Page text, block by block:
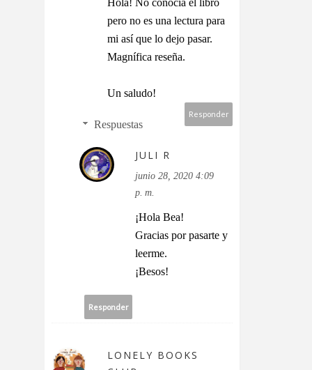
Hola! No conocía el libro
pero no es una lectura para
mi así que lo dejo pasar.
Magnífica reseña.
Un saludo!
Responder
Respuestas
JULI R
junio 28, 2020 4:09
p. m.
¡Hola Bea!
Gracias por pasarte y
leerme.
¡Besos!
Responder
LONELY BOOKS